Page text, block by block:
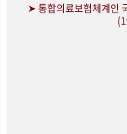
➤ 통합의료보험체계인